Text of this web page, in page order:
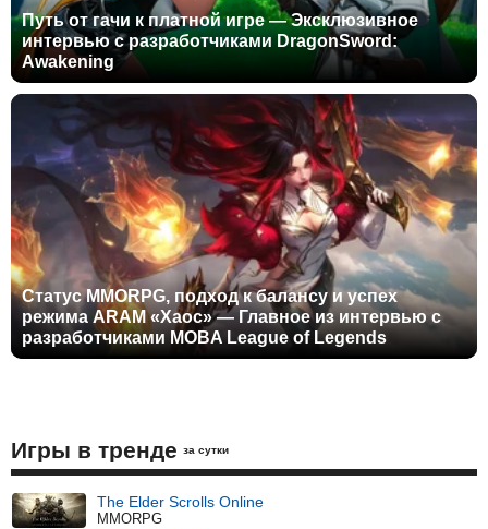
Путь от гачи к платной игре — Эксклюзивное
интервью с разработчиками DragonSword:
Awakening
Статус MMORPG, подход к балансу и успех
режима ARAM «Хаос» — Главное из интервью с
разработчиками MOBA League of Legends
Игры в тренде за сутки
The Elder Scrolls Online
MMORPG